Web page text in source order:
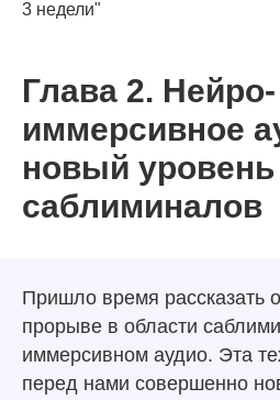
3 недели"
Глава 2. Нейро-
иммерсивное
новый уровень
саблиминалов
Пришло время рассказать
прорыве в области
иммерсивном аудио. Эта
перед нами совершенно